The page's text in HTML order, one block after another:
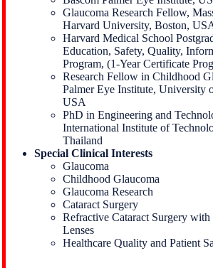
Glaucoma Research Fellow,
Harvard University, Boston,
Harvard Medical School
Education, Safety, Quality,
Program, (1-Year Certificate
Research Fellow in Childhood
Palmer Eye Institute, University
USA
PhD in Engineering and
International Institute of
Thailand
Special Clinical Interests
Glaucoma
Childhood Glaucoma
Glaucoma Research
Cataract Surgery
Refractive Cataract Surgery
Lenses
Healthcare Quality and Patient